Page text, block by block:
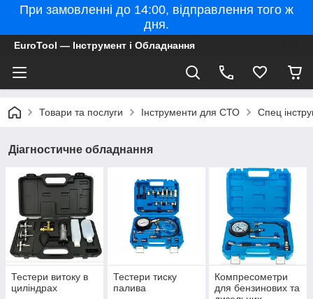
При замовленні до 14:00, відправлення того ж
дня.
ㅤEuroTool — Інструмент і Обладнання
Товари та послуги Інструменти для СТО Спец
Діагностичне обладнання
Тестери витоку в
циліндрах
Тестери тиску
палива
Компресометри
для бензинових та